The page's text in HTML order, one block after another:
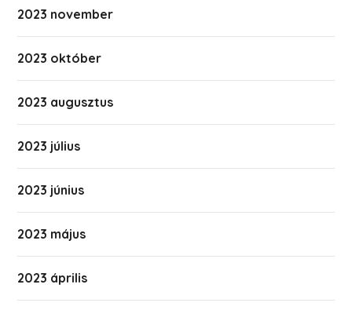
2023 november
2023 október
2023 augusztus
2023 július
2023 június
2023 május
2023 április